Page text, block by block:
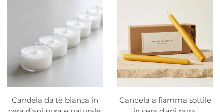
Candela da tè bianca in
Candela a fiamma sottile